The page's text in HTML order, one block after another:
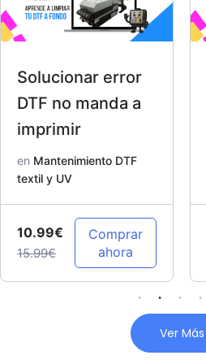
Solucionar error
DTF no manda a
imprimir
en Mantenimiento DTF
textil y UV
10.99€
15.99€
Comprar
ahora
Ver Más